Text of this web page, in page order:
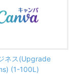
ネス(Upgrade
(1-100L)